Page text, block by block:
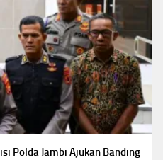
Polda Jambi Ajukan Banding